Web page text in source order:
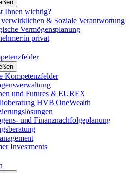
Ihnen wichtig?
verwirklichen & Soziale Verantwortung
Vermögensplanung
privat
Kompetenzfelder
und Futures & EUREX
HVB OneWealth
und Finanznachfolgeplanung
Investments